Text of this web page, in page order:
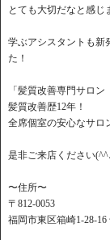
とても大切だなと感じ
学ぶアシスタントも新
た！
「髪質改善専門サロ
髪質改善歴12年！
全席個室の安心なサロ
是非ご来店ください
〜住所〜
〒812-0053
福岡市東区箱崎1-28-16